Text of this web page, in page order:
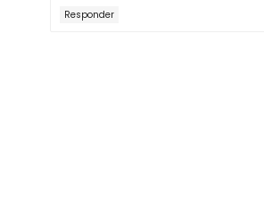
Responder